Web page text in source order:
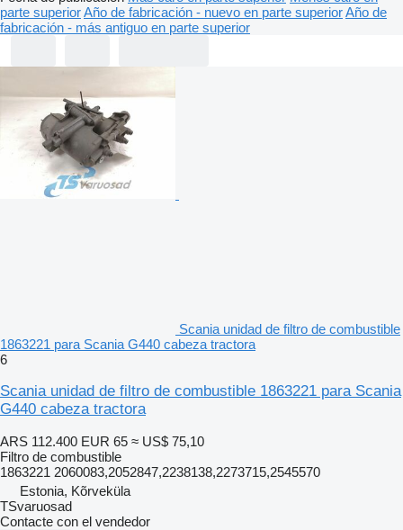
parte superiorAño de fabricación - nuevo en parte superiorAño de
fabricación - más antiguo en parte superior
Scania unidad de filtro de combustible
1863221 para Scania G440 cabeza tractora
6
Scania unidad de filtro de combustible 1863221 para Scania
G440 cabeza tractora
ARS 112.400 EUR 65 ≈ US$ 75,10
Filtro de combustible
1863221 2060083,2052847,2238138,2273715,2545570
Estonia, Kõrveküla
TSvaruosad
Contacte con el vendedor